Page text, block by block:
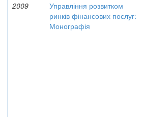
2009
Управління розвитком
ринків фінансових послуг:
Монографія